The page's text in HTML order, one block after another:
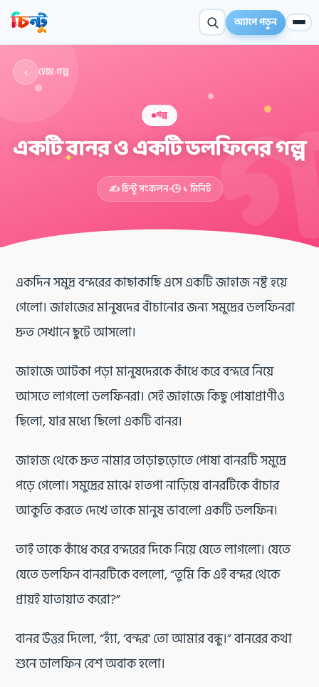
অ্যাপে পড়ুন
✦
‹ হোম›গল্প
গল্প
একটি বানর ও একটি ডলফিনের গল্প
✍️ চিন্টু সংকলন 🕒 ১ মিনিট
একদিন সমুদ্র বন্দরের কাছাকাছি এসে একটি জাহাজ নষ্ট হয়ে
গেলো। জাহাজের মানুষদের বাঁচানোর জন্য সমুদ্রের ডলফিনরা
দ্রুত সেখানে ছুটে আসলো।
জাহাজে আটকা পড়া মানুষদেরকে কাঁধে করে বন্দরে নিয়ে
আসতে লাগলো ডলফিনরা। সেই জাহাজে কিছু পোষাপ্রাণীও
ছিলো, যার মধ্যে ছিলো একটি বানর।
জাহাজ থেকে দ্রুত নামার তাড়াহুড়োতে পোষা বানরটি সমুদ্রে
পড়ে গেলো। সমুদ্রের মাঝে হাতপা নাড়িয়ে বানরটিকে বাঁচার
আকুতি করতে দেখে তাকে মানুষ ভাবলো একটি ডলফিন।
তাই তাকে কাঁধে করে বন্দরের দিকে নিয়ে যেতে লাগলো। যেতে
যেতে ডলফিন বানরটিকে বললো, “তুমি কি এই বন্দর থেকে
প্রায়ই যাতায়াত করো?”
বানর উত্তর দিলো, “হ্যাঁ, ‘বন্দর’ তো আমার বন্ধু।” বানরের কথা
শুনে ডালফিন বেশ অবাক হলো।